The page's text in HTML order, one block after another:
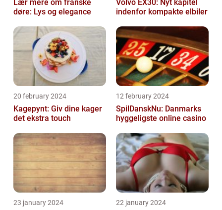
Lær mere om franske
døre: Lys og elegance
Volvo EX30: Nyt kapitel
indenfor kompakte elbiler
20 february 2024
Kagepynt: Giv dine kager
det ekstra touch
12 february 2024
SpilDanskNu: Danmarks
hyggeligste online casino
23 january 2024 22 january 2024